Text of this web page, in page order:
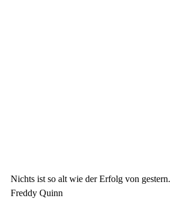
Nichts ist so alt wie der Erfolg von gestern.
Freddy Quinn